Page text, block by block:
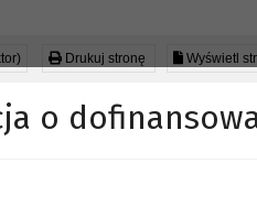
Drukuj stronę Wyświetl
o